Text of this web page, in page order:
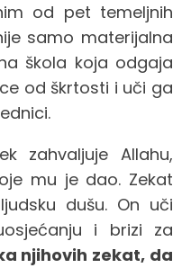
od pet temeljnih
samo materijalna
škola koja odgaja
od škrtosti i uči ga
zahvaljuje Allahu,
mu je dao. Zekat
dušu. On uči
i brizi za
njihovih zekat, da